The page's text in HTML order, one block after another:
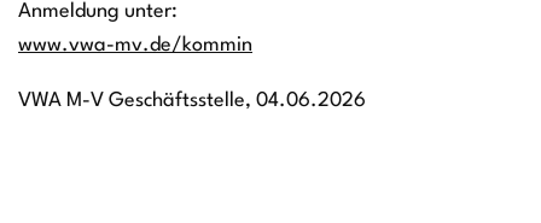
Anmeldung unter:
www.vwa-mv.de/kommin
VWA M-V Geschäftsstelle, 04.06.2026